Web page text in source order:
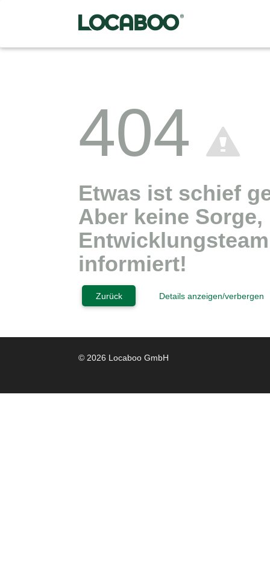
404
Etwas ist schief
Aber keine Sorge,
informiert!
Zurück Details anzeigen/verbergen
© 2026 Locaboo GmbH